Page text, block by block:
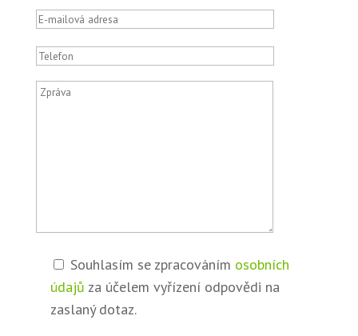
Souhlasím se zpracováním osobních
údajů za účelem vyřízení odpovědi na
zaslaný dotaz.